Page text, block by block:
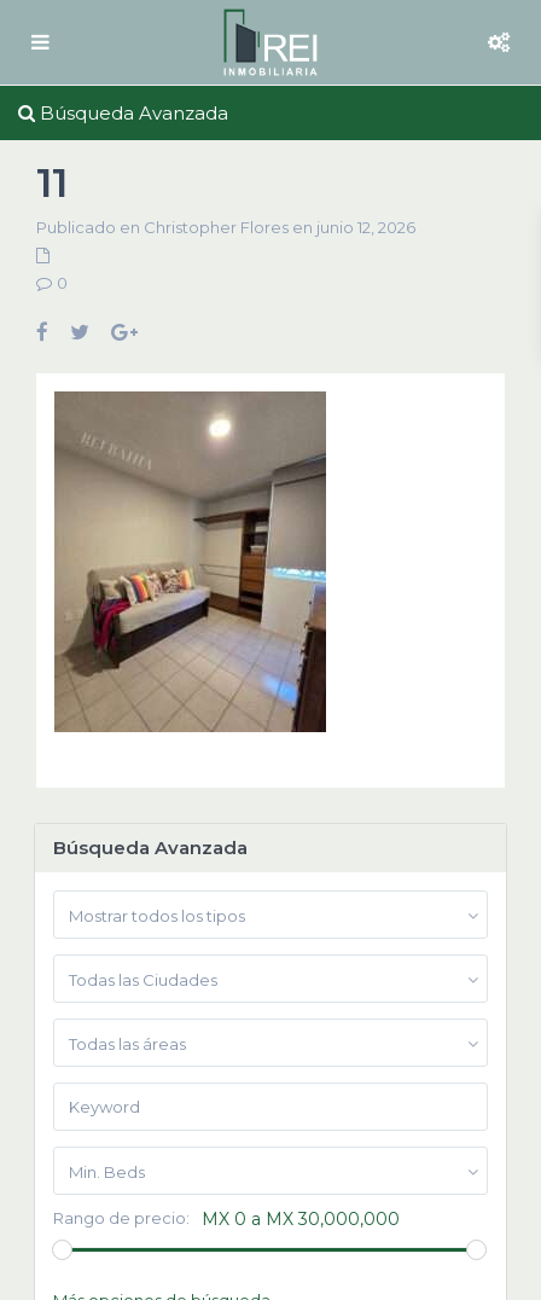
Búsqueda Avanzada
11
Publicado en Christopher Flores en junio 12, 2026
0
Búsqueda Avanzada
Mostrar todos los tipos
Todas las Ciudades
Todas las áreas
Min. Beds
Rango de precio: MX 0 a MX 30,000,000